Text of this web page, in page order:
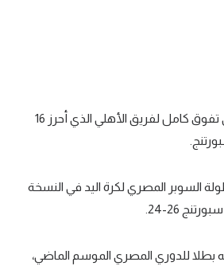
بينما شهد الشوط الثاني تفوق كامل لفريق الأهلي الذي أحرز 16
السوبر المصري لكرة اليد في النسخة
26-24.
بطلا للدوري المصري الموسم الماضي،